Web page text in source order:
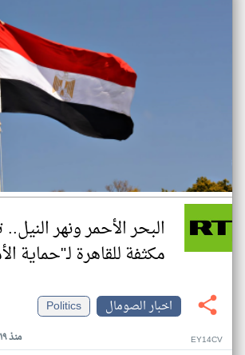
البحر الأحمر ونهر
مكثفة للقاهرة لـ"حماية
اخبار الصومال
Politics
منذ ١٩ يوم EY14CV